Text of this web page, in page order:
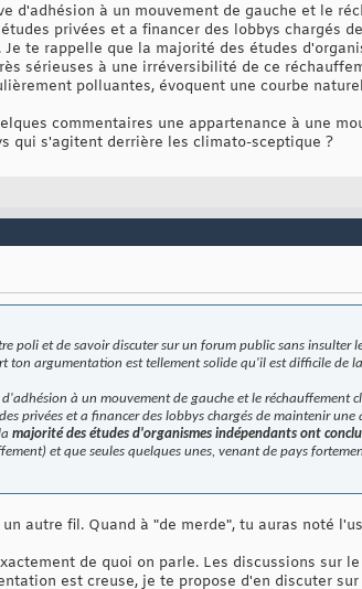
d'adhésion à un mouvement de gauche et le
privées et a financer des lobbys chargés
te rappelle que la majorité des études
sérieuses à une irréversibilité de ce
polluantes, évoquent une courbe
commentaires une appartenance à une
qui s'agitent derrière les climato-sceptique ?
poli et de savoir discuter sur un forum public sans insulter
ton argumentation est tellement solide qu'il est difficile de
à un mouvement de gauche et le réchauffement
privées et a financer des lobbys chargés de maintenir
majorité des études d'organismes indépendants ont
et que seules quelques unes, venant de pays
autre fil. Quand à "de merde", tu auras noté
de quoi on parle. Les discussions sur
est creuse, je te propose d'en discuter